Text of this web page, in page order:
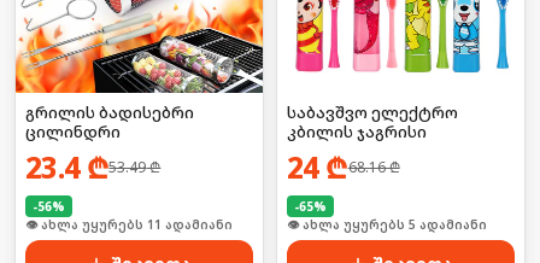
გრილის ბადისებრი
ცილინდრი
23.4₾53.49₾
-56%
🛒 ბოლო 24სთ-ში იყიდა 14-მა
საბავშვო ელექტრო
კბილის ჯაგრისი
24₾68.16₾
-65%
🛒 ბოლო 24სთ-ში იყიდა 8-მა